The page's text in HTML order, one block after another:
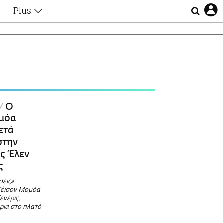
Plus
Απώλειες
Επιλογές
Ο
Έλεν
Μομόα
στο πλατό